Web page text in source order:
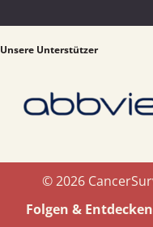
Unsere Unterstützer
© 2026
Folgen & Entdecken